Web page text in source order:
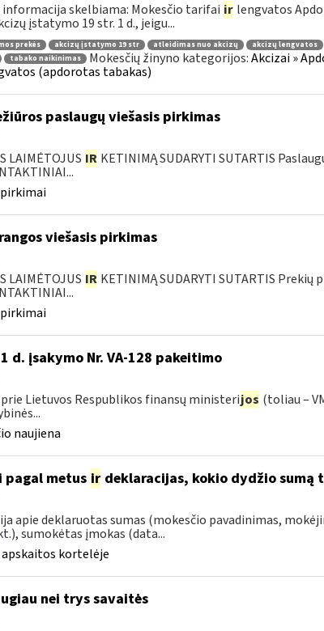
informacija skelbiama: Mokesčio tarifai ir lengvatos
įstatymo 19 str. 1 d., jeigu...
prekės akcizų įstatymo 19 str atleidimas nuo akcizų akcizų lengvatos
tabako naikinimas Mokesčių žinyno kategorijos:Akcizai »
(apdorotas tabakas)
paslaugų viešasis pirkimas
LAIMĖTOJUS IR KETINIMĄ SUDARYTI SUTARTIS
viešasis pirkimas
LAIMĖTOJUS IR KETINIMĄ SUDARYTI SUTARTIS Prekių
d. įsakymo Nr. VA-128 pakeitimo
Lietuvos Respublikos finansų ministerijos (toliau –
naujiena
pagal metus irdeklaracijas, kokio dydžio sumą
apie deklaruotas sumas (mokesčio pavadinimas,
sumokėtas įmokas (data...
apskaitos kortelėje
nei trys savaitės